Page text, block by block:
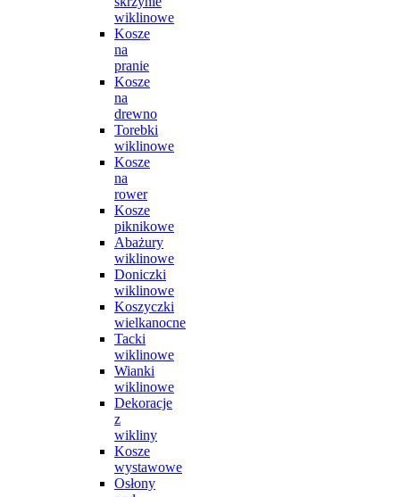
wiklinowe
Kosze
na
pranie
Kosze
na
drewno
Torebki
wiklinowe
Kosze
na
rower
Kosze
piknikowe
Abażury
wiklinowe
Doniczki
wiklinowe
Koszyczki
wielkanocne
Tacki
wiklinowe
Wianki
wiklinowe
Dekoracje
z
wikliny
Kosze
wystawowe
Osłony